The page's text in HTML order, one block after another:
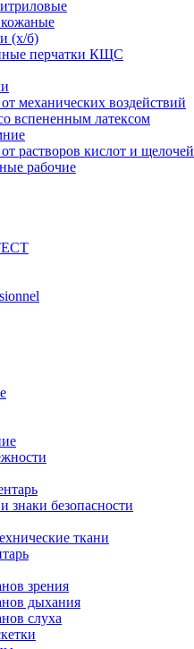
(х/б)
перчатки КЩС
механических воздействий
вспененным латексом
растворов кислот и щелочей
рабочие
знаки безопасности
ткани
зрения
дыхания
слуха